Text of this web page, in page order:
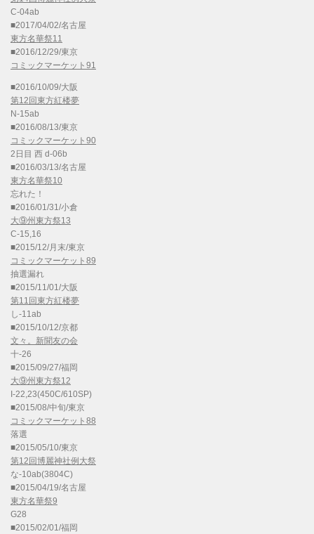
C-04ab
■2017/04/02/名古屋
東方名華祭11
■2016/12/29/東京
コミックマーケット91
■2016/10/09/大阪
第12回東方紅楼夢
N-15ab
■2016/08/13/東京
コミックマーケット90
2日目 西 d-06b
■2016/03/13/名古屋
東方名華祭10
忘れた！
■2016/01/31/小倉
大⑨州東方祭13
C-15,16
■2015/12/月末/東京
コミックマーケット89
抽選漏れ
■2015/11/01/大阪
第11回東方紅楼夢
し-11ab
■2015/10/12/京都
文々。新聞友の会
十-26
■2015/09/27/福岡
大⑨州東方祭12
I-22,23(450C/610SP)
■2015/08/中旬/東京
コミックマーケット88
落選
■2015/05/10/東京
第12回博麗神社例大祭
な-10ab(3804C)
■2015/04/19/名古屋
東方名華祭9
G28
■2015/02/01/福岡